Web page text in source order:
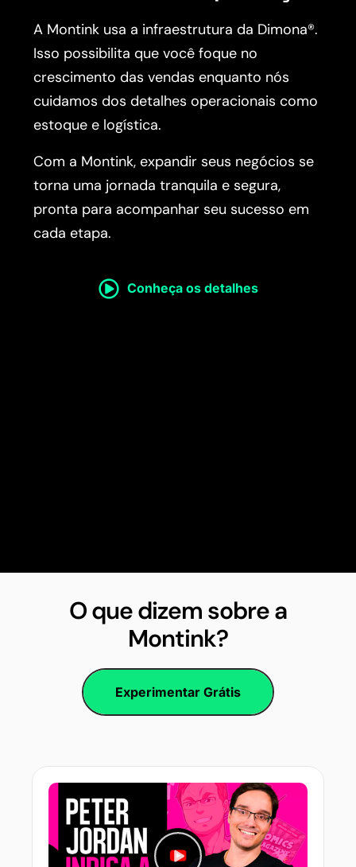
A Montink usa a infraestrutura da Dimona®.
Isso possibilita que você foque no
crescimento das vendas enquanto nós
cuidamos dos detalhes operacionais como
estoque e logística.
Com a Montink, expandir seus negócios se
torna uma jornada tranquila e segura,
pronta para acompanhar seu sucesso em
cada etapa.
Conheça os detalhes
O que dizem sobre a
Montink?
Experimentar Grátis